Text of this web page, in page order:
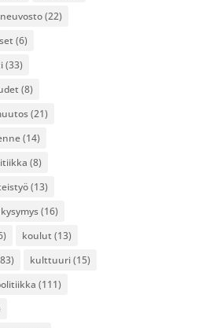
(22)
(6)
(33)
(8)
(21)
(14)
(8)
(13)
(16)
koulut (13)
kulttuuri(15)
(111)